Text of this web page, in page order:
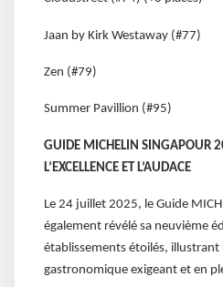
Jaan by Kirk Westaway (#77)
Zen (#79)
Summer Pavillion (#95)
GUIDE MICHELIN SINGAPOUR
L’EXCELLENCE ET L’AUDACE
Le 24 juillet 2025, le Guide
également révélé sa neuvième
établissements étoilés, illustrant
gastronomique exigeant et en